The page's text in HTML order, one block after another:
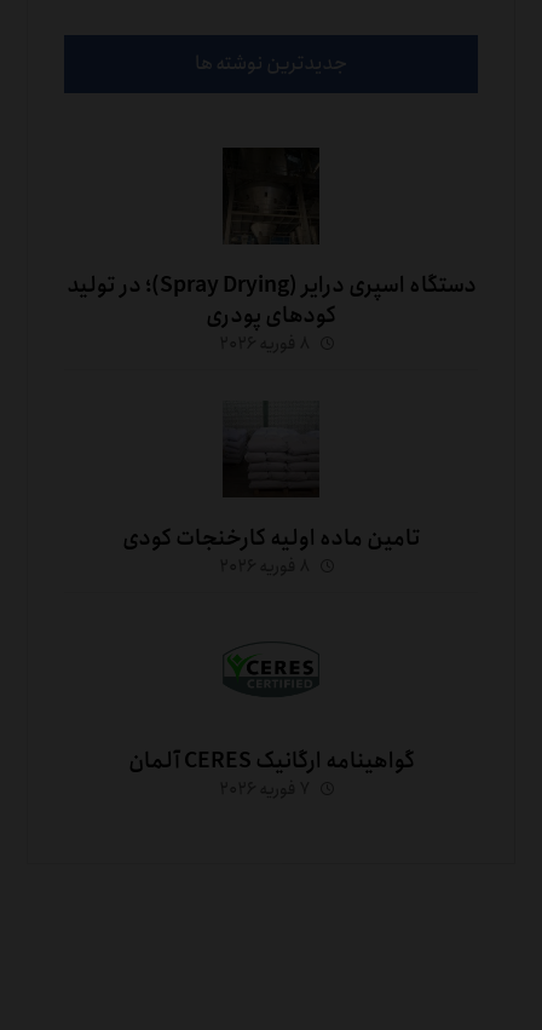
جدیدترین نوشته ها
دستگاه اسپری درایر (Spray Drying)؛ در تولید
کودهای پودری
تامین ماده اولیه کارخنجات کودی
گواهینامه ارگانیک CERES آلمان